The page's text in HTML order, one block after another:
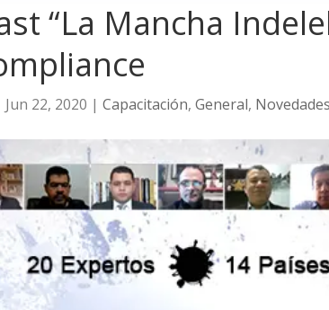
“La Mancha
Jun 22, 2020 |Capacitación,General,